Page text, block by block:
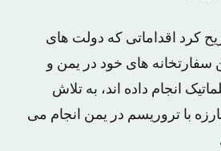
کرد اقداماتی که دولت های
سفارتخانه های خود در یمن و
انجام داده اند، به تلاش
با تروریسم در یمن انجام می